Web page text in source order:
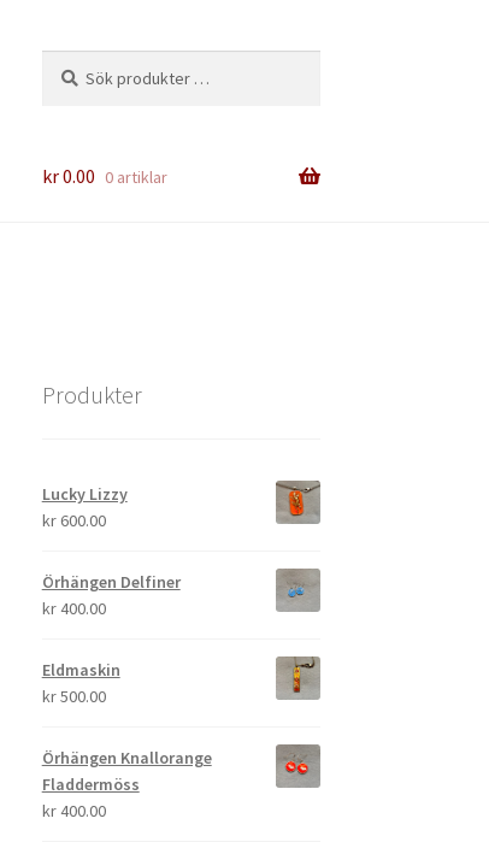
efter:
kr0.00 0 artiklar
Produkter
Lucky Lizzy
kr600.00
Örhängen Delfiner
kr400.00
Eldmaskin
kr500.00
Örhängen Knallorange
Fladdermöss
kr400.00